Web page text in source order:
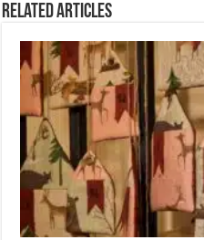
Related Articles